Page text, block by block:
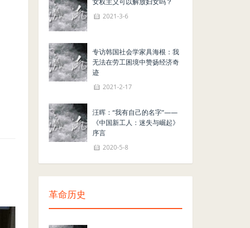
2021-3-6
专访韩国社会学家具海根：我
无法在劳工困境中赞扬经济奇
迹
2021-2-17
汪晖：“我有自己的名字”——
《中国新工人：迷失与崛起》
序言
2020-5-8
革命历史